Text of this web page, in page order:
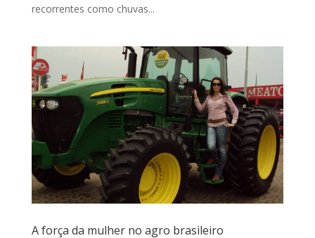
recorrentes como chuvas...
A força da mulher no agro brasileiro